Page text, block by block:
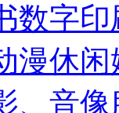
数字印
漫休闲
、音像